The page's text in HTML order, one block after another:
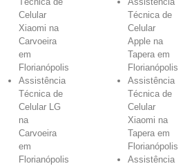
Celular
Xiaomi na
Carvoeira
em
Florianópolis
Assistência
Técnica de
Celular LG
na
Carvoeira
em
Florianópolis
Técnica de
Celular
Apple na
Tapera em
Florianópolis
Assistência
Técnica de
Celular
Xiaomi na
Tapera em
Florianópolis
Assistência